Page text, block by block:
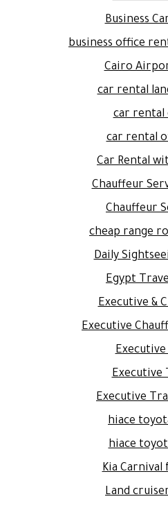
Business
business office
Cairo
car rental
car rental
car rental
Car Rental
Chauffeur
Chauffeur
cheap range
Daily
Egypt
Executive &
Executive
Executive
Executive
hiace
hiace
Kia
Land